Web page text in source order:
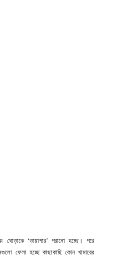
ঘোড়াকে ‘ডায়াপার’ পরানো হচ্ছে। পরে
ফেলা হচ্ছে কাছাকাছি কোন খামারের